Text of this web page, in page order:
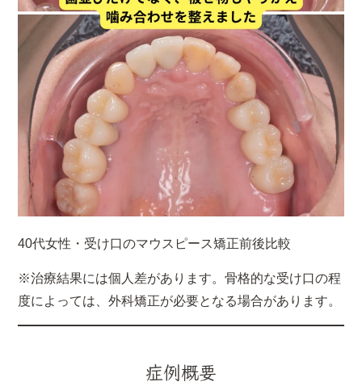
40代女性・受け口のマウスピース矯正前後比較
※治療結果には個人差があります。骨格的な受け口の程
度によっては、外科矯正が必要となる場合があります。
症例概要